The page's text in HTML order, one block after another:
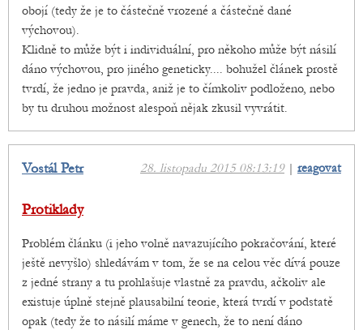
obojí (tedy že je to částečně vrozené a částečně dané
výchovou).
Klidně to může být i individuální, pro někoho může být násilí
dáno výchovou, pro jiného geneticky.... bohužel článek prostě
tvrdí, že jedno je pravda, aniž je to čímkoliv podloženo, nebo
by tu druhou možnost alespoň nějak zkusil vyvrátit.
28. listopadu 2015 08:13:19| reagovat
Vostál Petr
Protiklady
Problém článku (i jeho volně navazujícího pokračování, které
ještě nevyšlo) shledávám v tom, že se na celou věc dívá pouze
z jedné strany a tu prohlašuje vlastně za pravdu, ačkoliv ale
existuje úplně stejně plausabilní teorie, která tvrdí v podstatě
opak (tedy že to násilí máme v genech, že to není dáno